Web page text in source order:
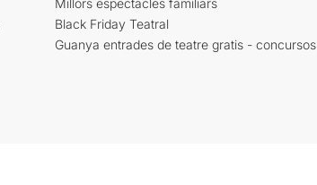
Millors espectacles familiars
Black Friday Teatral
Guanya entrades de teatre gratis - concursos